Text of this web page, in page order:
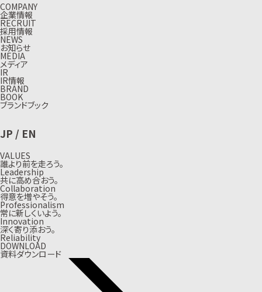
COMPANY
企業情報
RECRUIT
採用情報
NEWS
お知らせ
MEDIA
メディア
IR
IR情報
BRAND
BOOK
ブランドブック
JP / EN
VALUES
誰より前を走ろう。
Leadership
共に高め合おう。
Collaboration
得意を増やそう。
Professionalism
常に新しくいよう。
Innovation
深く寄り添おう。
Reliability
DOWNLOAD
資料ダウンロード